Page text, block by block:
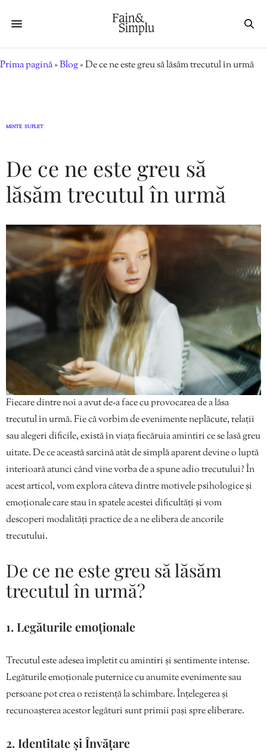
Prima pagină»Blog»De ce ne este greu să lăsăm trecutul în urmă
MINTE SUFLET
De ce ne este greu să
lăsăm trecutul în urmă
Fiecare dintre noi a avut de-a face cu provocarea de a lăsa
trecutul în urmă. Fie că vorbim de evenimente neplăcute, relații
sau alegeri dificile, există în viața fiecăruia amintiri ce se lasă greu
uitate. De ce această sarcină atât de simplă aparent devine o luptă
interioară atunci când vine vorba de a spune adio trecutului? În
acest articol, vom explora câteva dintre motivele psihologice și
emoționale care stau în spatele acestei dificultăți și vom
descoperi modalități practice de a ne elibera de ancorile
trecutului.
De ce ne este greu să lăsăm
trecutul în urmă?
1. Legăturile emoționale
Trecutul este adesea împletit cu amintiri și sentimente intense.
Legăturile emoționale puternice cu anumite evenimente sau
persoane pot crea o rezistență la schimbare. Înțelegerea și
recunoașterea acestor legături sunt primii pași spre eliberare.
2. Identitate și Învățare